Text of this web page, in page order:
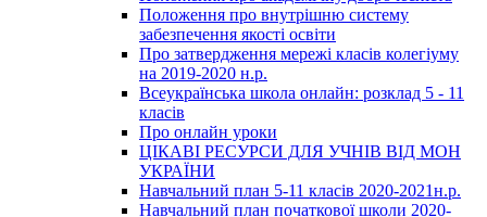
Положення про внутрішню систему
забезпечення якості освіти
Про затвердження мережі класів колегіуму
на 2019-2020 н.р.
Всеукраїнська школа онлайн: розклад 5 - 11
класів
Про онлайн уроки
ЦІКАВІ РЕСУРСИ ДЛЯ УЧНІВ ВІД МОН
УКРАЇНИ
Навчальний план 5-11 класів 2020-2021н.р.
Навчальний план початкової школи 2020-